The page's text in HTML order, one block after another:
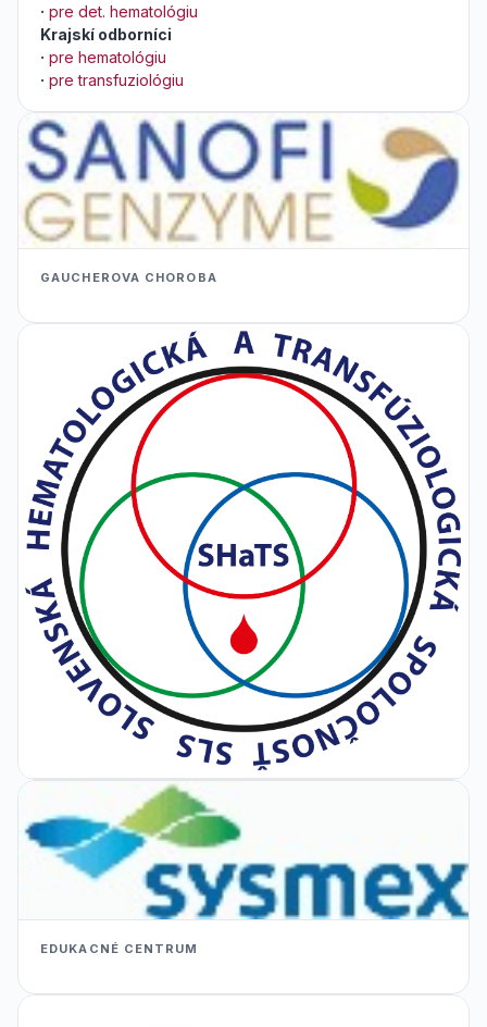
· pre det. hematológiu
Krajskí odborníci
· pre hematológiu
· pre transfuziológiu
GAUCHEROVA CHOROBA
EDUKACNÉ CENTRUM